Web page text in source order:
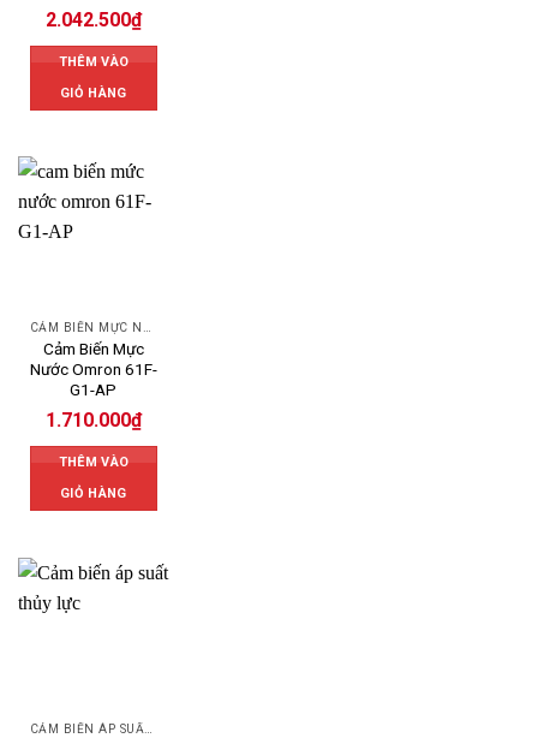
2.042.500₫
THÊM VÀO
GIỎ HÀNG
CẢM BIẾN MỰC NƯỚC OMRON
Cảm Biến Mực
Nước Omron 61F-
G1-AP
1.710.000₫
THÊM VÀO
GIỎ HÀNG